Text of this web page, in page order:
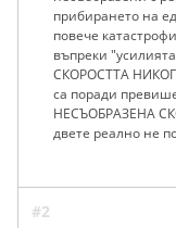
прибирането на
повече
въпреки
СКОРОСТТА
са поради
НЕСЪОБРАЗЕНА
двете реално не
#2